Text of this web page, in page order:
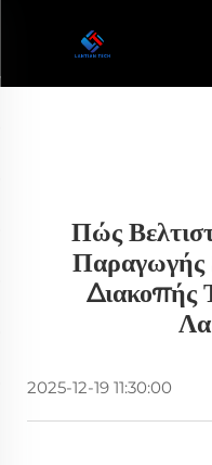
Πώς
Παραγωγής
Διακοπής
2025-12-19 11:30:00